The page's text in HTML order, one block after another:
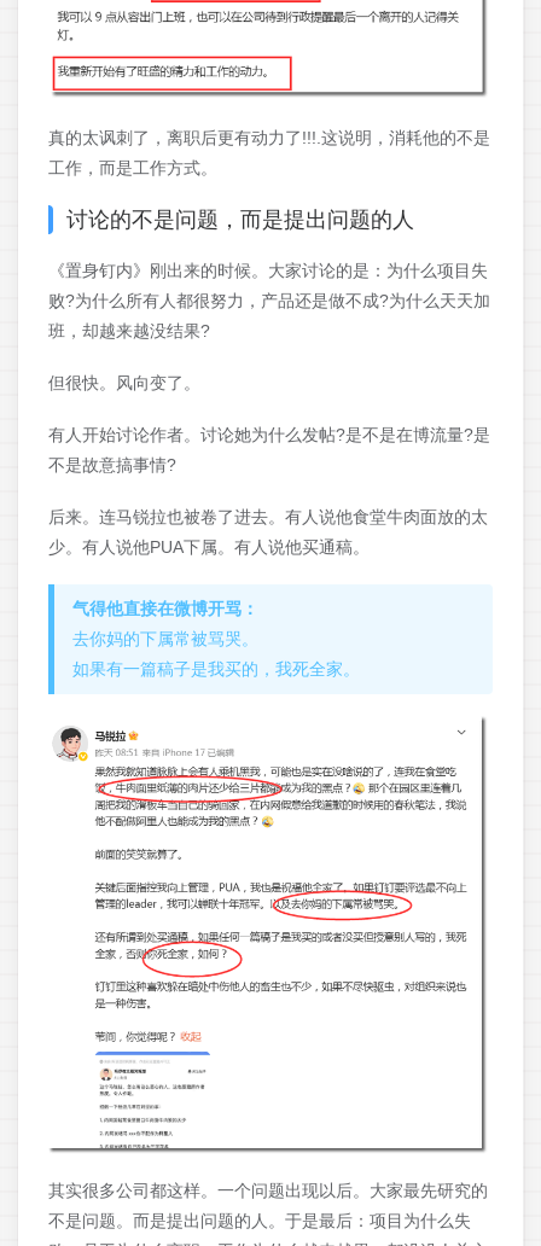
真的太讽刺了，离职后更有动力了!!!.这说明，消耗他的不是
工作，而是工作方式。
讨论的不是问题，而是提出问题的人
《置身钉内》刚出来的时候。大家讨论的是：为什么项目失
败?为什么所有人都很努力，产品还是做不成?为什么天天加
班，却越来越没结果?
但很快。风向变了。
有人开始讨论作者。讨论她为什么发帖?是不是在博流量?是
不是故意搞事情?
后来。连马锐拉也被卷了进去。有人说他食堂牛肉面放的太
少。有人说他PUA下属。有人说他买通稿。
气得他直接在微博开骂：
去你妈的下属常被骂哭。
如果有一篇稿子是我买的，我死全家。
其实很多公司都这样。一个问题出现以后。大家最先研究的
不是问题。而是提出问题的人。于是最后：项目为什么失